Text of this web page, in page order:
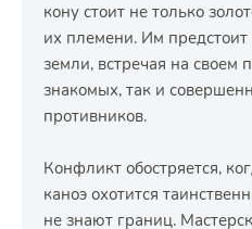
кону стоит не только
их племени. Им
земли, встречая на своем
знакомых, так и
противников.
Конфликт обостряется,
каноэ охотится
не знают границ.